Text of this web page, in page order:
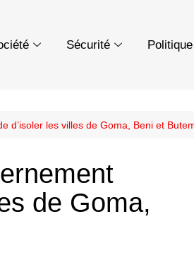
Sécurité Politique
d’isoler les villes de Goma, Beni et
de Goma,